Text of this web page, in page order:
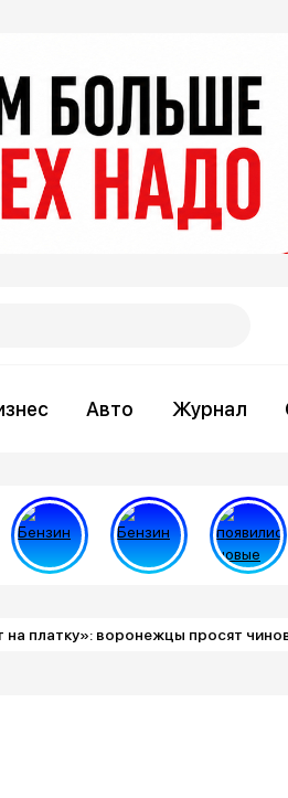
Авто Журнал
платку»: воронежцы просят